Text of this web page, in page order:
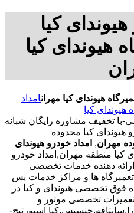
کیا
هیوندای کیا
هیوندای کیا مهرانامداد
هیوندای کیا
رحیمی-با تخفیف مشاوره رایگان شبانه
کیا محدوده
مهران, امداد خودرو هیوندای
کیا منطقه مهران,امداد خودرو
دهنده خدمات تخصصی
تعمیرگاه ها و مراکز خدمات پس
فوق تخصصی هیوندای و کیا در
تخصصی موتور و
اسپورتیچ-